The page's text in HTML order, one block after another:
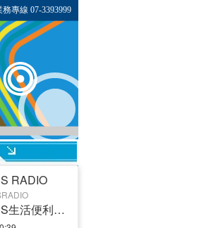
專線 07-3393999